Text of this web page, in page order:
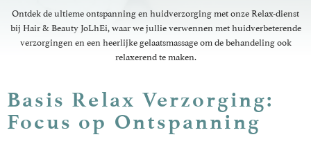
Ontdek de ultieme ontspanning en huidverzorging met onze Relax-dienst
bij Hair & Beauty JoLhEi, waar we jullie verwennen met huidverbeterende
verzorgingen en een heerlijke gelaatsmassage om de behandeling ook
relaxerend te maken.
Basis Relax Verzorging:
Focus op Ontspanning